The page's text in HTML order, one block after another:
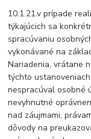
10.1.21.v prípade
týkajúcich sa
spracúvaniu
vykonávané na
Nariadenia, vrátane
týchto
nespracúval osobné
nevyhnutné
nad záujmami,
dôvody na